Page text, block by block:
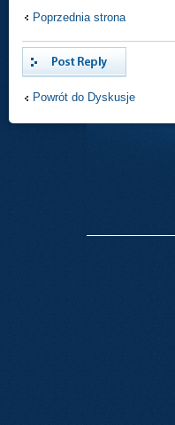
Poprzednia strona
Odpowiedz
Powrót do Dyskusje